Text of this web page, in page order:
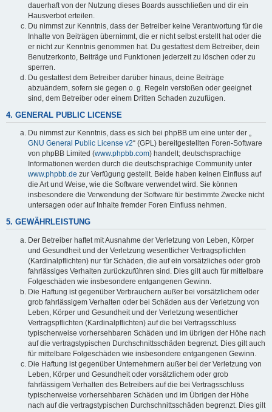
dauerhaft von der Nutzung dieses Boards ausschließen und dir ein
Hausverbot erteilen.
Du nimmst zur Kenntnis, dass der Betreiber keine Verantwortung für die
Inhalte von Beiträgen übernimmt, die er nicht selbst erstellt hat oder die
er nicht zur Kenntnis genommen hat. Du gestattest dem Betreiber, dein
Benutzerkonto, Beiträge und Funktionen jederzeit zu löschen oder zu
sperren.
Du gestattest dem Betreiber darüber hinaus, deine Beiträge
abzuändern, sofern sie gegen o. g. Regeln verstoßen oder geeignet
sind, dem Betreiber oder einem Dritten Schaden zuzufügen.
4. GENERAL PUBLIC LICENSE
Du nimmst zur Kenntnis, dass es sich bei phpBB um eine unter der „
GNU General Public License v2“ (GPL) bereitgestellten Foren-Software
von phpBB Limited (www.phpbb.com) handelt; deutschsprachige
Informationen werden durch die deutschsprachige Community unter
www.phpbb.de zur Verfügung gestellt. Beide haben keinen Einfluss auf
die Art und Weise, wie die Software verwendet wird. Sie können
insbesondere die Verwendung der Software für bestimmte Zwecke nicht
untersagen oder auf Inhalte fremder Foren Einfluss nehmen.
5. GEWÄHRLEISTUNG
Der Betreiber haftet mit Ausnahme der Verletzung von Leben, Körper
und Gesundheit und der Verletzung wesentlicher Vertragspflichten
(Kardinalpflichten) nur für Schäden, die auf ein vorsätzliches oder grob
fahrlässiges Verhalten zurückzuführen sind. Dies gilt auch für mittelbare
Folgeschäden wie insbesondere entgangenen Gewinn.
Die Haftung ist gegenüber Verbrauchern außer bei vorsätzlichem oder
grob fahrlässigem Verhalten oder bei Schäden aus der Verletzung von
Leben, Körper und Gesundheit und der Verletzung wesentlicher
Vertragspflichten (Kardinalpflichten) auf die bei Vertragsschluss
typischerweise vorhersehbaren Schäden und im übrigen der Höhe nach
auf die vertragstypischen Durchschnittsschäden begrenzt. Dies gilt auch
für mittelbare Folgeschäden wie insbesondere entgangenen Gewinn.
Die Haftung ist gegenüber Unternehmern außer bei der Verletzung von
Leben, Körper und Gesundheit oder vorsätzlichem oder grob
fahrlässigem Verhalten des Betreibers auf die bei Vertragsschluss
typischerweise vorhersehbaren Schäden und im Übrigen der Höhe
nach auf die vertragstypischen Durchschnittsschäden begrenzt. Dies gilt